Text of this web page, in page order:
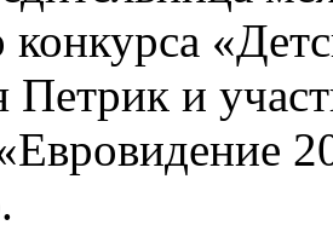
конкурса
Петрик и